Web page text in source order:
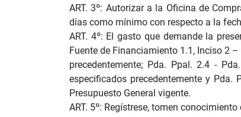
ART. 3º: Autorizar a la Oficina de
días como mínimo con respecto a la
ART. 4º: El gasto que demande la
Fuente de Financiamiento 1.1, Inciso 2
precedentemente; Pda. Ppal. 2.4 -
especificados precedentemente y Pda.
Presupuesto General vigente.
ART. 5º: Regístrese, tomen conocimiento